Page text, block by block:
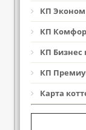
КП Эконом
КП
КП Бизнес
КП
Карта